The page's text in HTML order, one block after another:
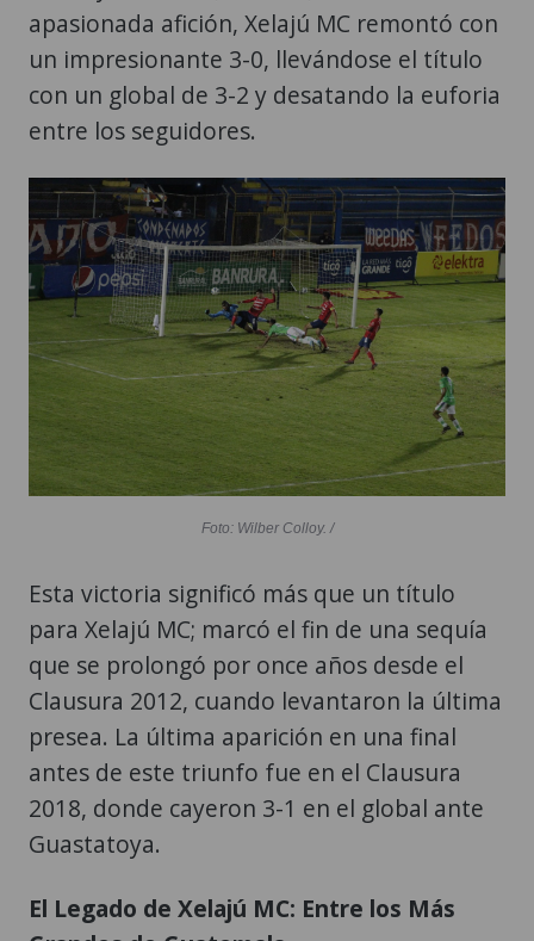
apasionada afición, Xelajú MC remontó con
un impresionante 3-0, llevándose el título
con un global de 3-2 y desatando la euforia
entre los seguidores.
Foto: Wilber Colloy. /
Esta victoria significó más que un título
para Xelajú MC; marcó el fin de una sequía
que se prolongó por once años desde el
Clausura 2012, cuando levantaron la última
presea. La última aparición en una final
antes de este triunfo fue en el Clausura
2018, donde cayeron 3-1 en el global ante
Guastatoya.
El Legado de Xelajú MC: Entre los Más